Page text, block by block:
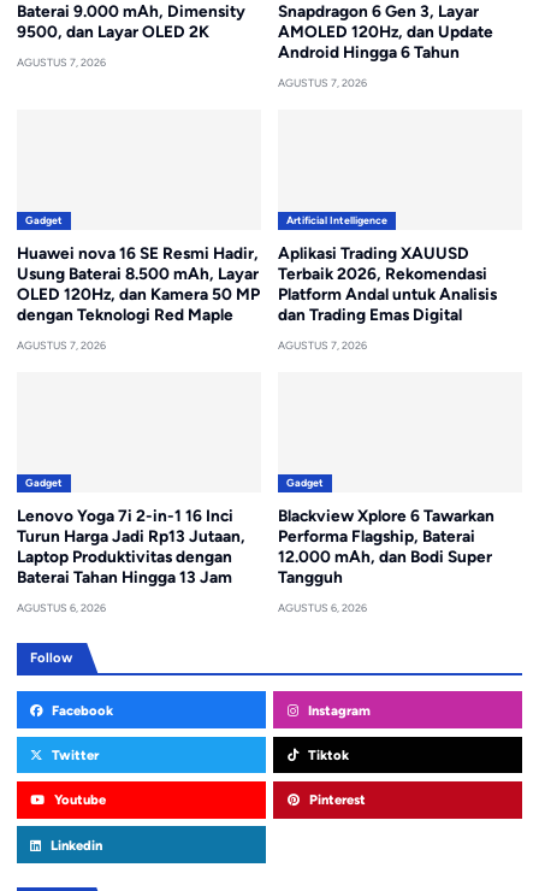
Baterai 9.000 mAh, Dimensity
9500, dan Layar OLED 2K
AGUSTUS 7, 2026
Snapdragon 6 Gen 3, Layar
AMOLED 120Hz, dan Update
Android Hingga 6 Tahun
AGUSTUS 7, 2026
Gadget
Huawei nova 16 SE Resmi Hadir,
Usung Baterai 8.500 mAh, Layar
OLED 120Hz, dan Kamera 50 MP
dengan Teknologi Red Maple
AGUSTUS 7, 2026
Artificial Intelligence
Aplikasi Trading XAUUSD
Terbaik 2026, Rekomendasi
Platform Andal untuk Analisis
dan Trading Emas Digital
AGUSTUS 7, 2026
Gadget
Lenovo Yoga 7i 2-in-1 16 Inci
Turun Harga Jadi Rp13 Jutaan,
Laptop Produktivitas dengan
Baterai Tahan Hingga 13 Jam
AGUSTUS 6, 2026
Gadget
Blackview Xplore 6 Tawarkan
Performa Flagship, Baterai
12.000 mAh, dan Bodi Super
Tangguh
AGUSTUS 6, 2026
Follow
Facebook Instagram
Twitter Tiktok
Youtube Pinterest
Linkedin